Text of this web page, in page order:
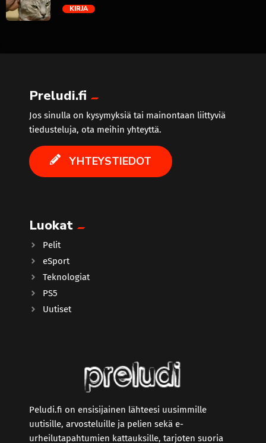
KIRJA
Preludi.fi
Jos sinulla on kysymyksiä tai mainontaan liittyviä
tiedusteluja, ota meihin yhteyttä.
YHTEYSTIEDOT
Luokat
Pelit
eSport
Teknologiat
PS5
Uutiset
Peludi.fi on ensisijainen lähteesi uusimmille
uutisille, arvosteluille ja pelien sekä e-
urheilutapahtumien kattauksille, tarjoten suoria